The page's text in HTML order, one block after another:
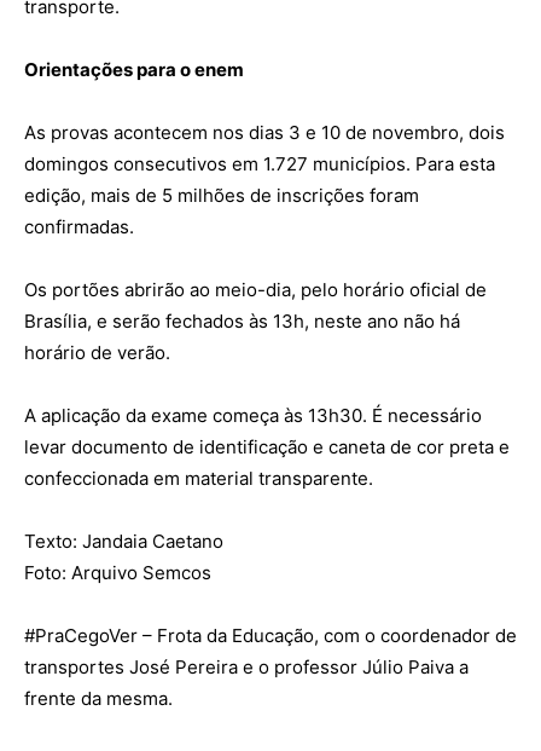
transporte.
Orientações para o enem
As provas acontecem nos dias 3 e 10 de novembro, dois
domingos consecutivos em 1.727 municípios. Para esta
edição, mais de 5 milhões de inscrições foram
confirmadas.
Os portões abrirão ao meio-dia, pelo horário oficial de
Brasília, e serão fechados às 13h, neste ano não há
horário de verão.
A aplicação da exame começa às 13h30. É necessário
levar documento de identificação e caneta de cor preta e
confeccionada em material transparente.
Texto: Jandaia Caetano
Foto: Arquivo Semcos
#PraCegoVer – Frota da Educação, com o coordenador de
transportes José Pereira e o professor Júlio Paiva a
frente da mesma.